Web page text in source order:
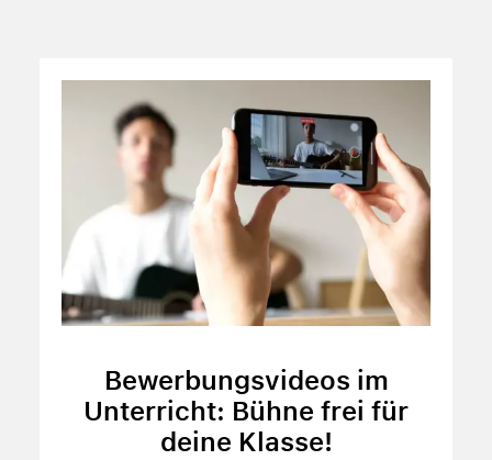
Bewerbungsvideos im
Unterricht: Bühne frei für
deine Klasse!